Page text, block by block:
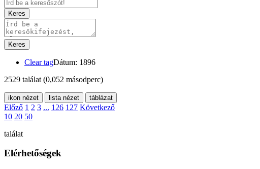
Keres
Keres
Clear tagDátum: 1896
2529 találat (0,052 másodperc)
ikon nézet lista nézet táblázat
Előző 1 2 3 ... 126 127 Következő
10 20 50
találat
Elérhetőségek